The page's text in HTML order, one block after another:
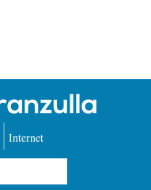
Internet